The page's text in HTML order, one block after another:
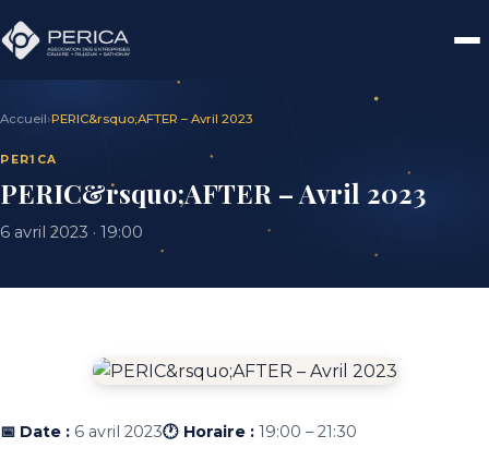
Accueil›PERIC&rsquo;AFTER – Avril 2023
PERICA
PERIC&rsquo;AFTER – Avril 2023
6 avril 2023 · 19:00
📅 Date : 6 avril 2023🕐 Horaire : 19:00 – 21:30